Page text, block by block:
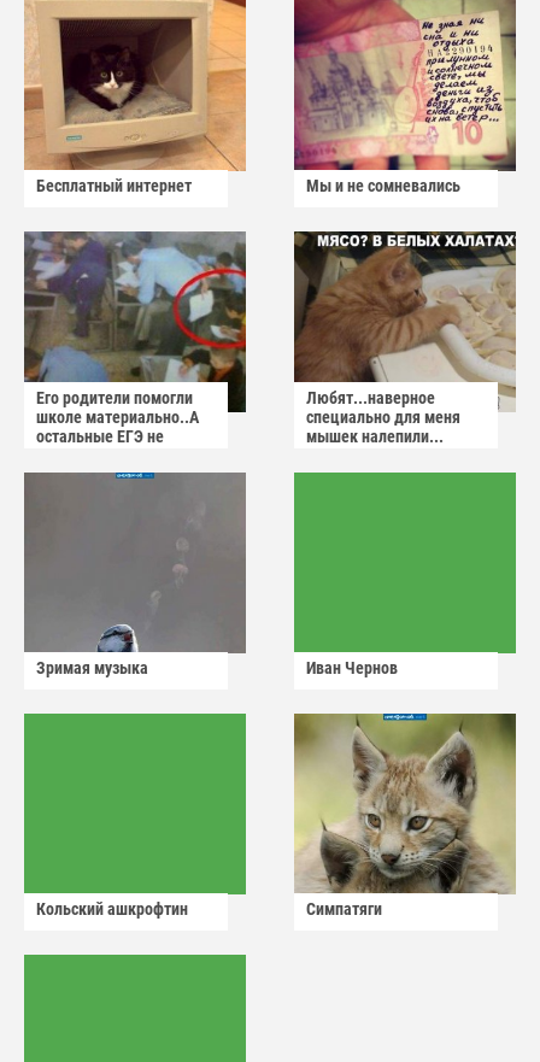
Бесплатный интернет Мы и не сомневались
Его родители помогли
школе материально..А
остальные ЕГЭ не
Любят...наверное
специально для меня
мышек налепили...
Зримая музыка Иван Чернов
Кольский ашкрофтин Симпатяги